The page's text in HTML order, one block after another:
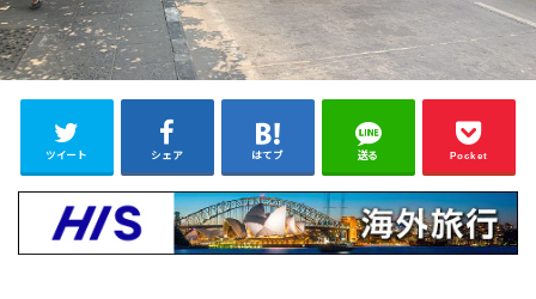
ツイート シェア はてブ 送る Pocket